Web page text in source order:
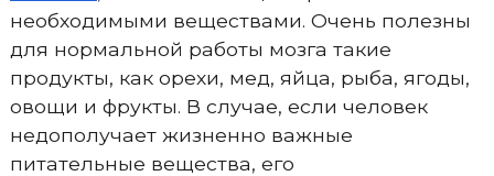
необходимыми веществами. Очень полезны
для нормальной работы мозга такие
продукты, как орехи, мед, яйца, рыба, ягоды,
овощи и фрукты. В случае, если человек
недополучает жизненно важные
питательные вещества, его